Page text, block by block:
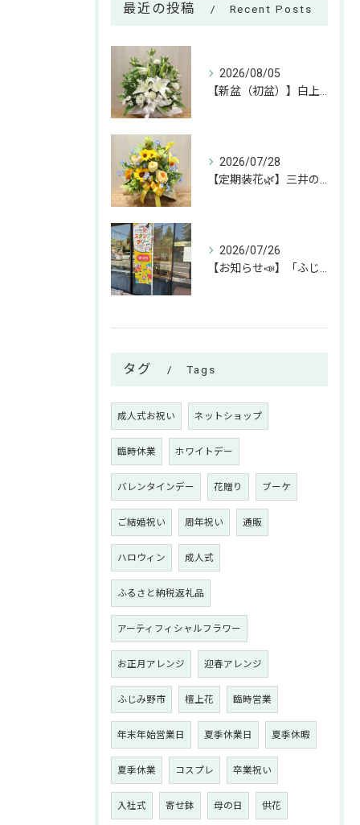
最近の投稿 Recent Posts
2026/08/05
2026/07/28
2026/07/26
タグ Tags
成人式お祝い ネットショップ
臨時休業 ホワイトデー
バレンタインデー 花贈り ブーケ
ご結婚祝い 周年祝い 通販
ハロウィン 成人式
ふるさと納税返礼品
アーティフィシャルフラワー
お正月アレンジ 迎春アレンジ
ふじみ野市 檀上花 臨時営業
年末年始営業日 夏季休業日 夏季休暇
夏季休業 コスプレ 卒業祝い
入社式 寄せ鉢 母の日 供花